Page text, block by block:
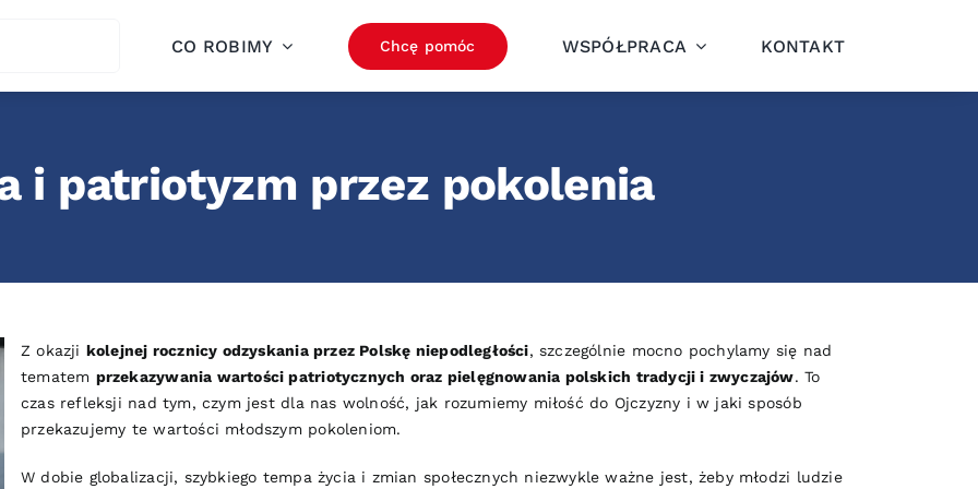
CO ROBIMY Chcę pomóc WSPÓŁPRACA KONTAKT
i patriotyzm przez pokolenia
Z okazji kolejnej rocznicy odzyskania przez Polskę niepodległości, szczególnie mocno pochylamy się nad
tematem przekazywania wartości patriotycznych oraz pielęgnowania polskich tradycji i zwyczajów. To
czas refleksji nad tym, czym jest dla nas wolność, jak rozumiemy miłość do Ojczyzny i w jaki sposób
przekazujemy te wartości młodszym pokoleniom.
W dobie globalizacji, szybkiego tempa życia i zmian społecznych niezwykle ważne jest, żeby młodzi ludzie